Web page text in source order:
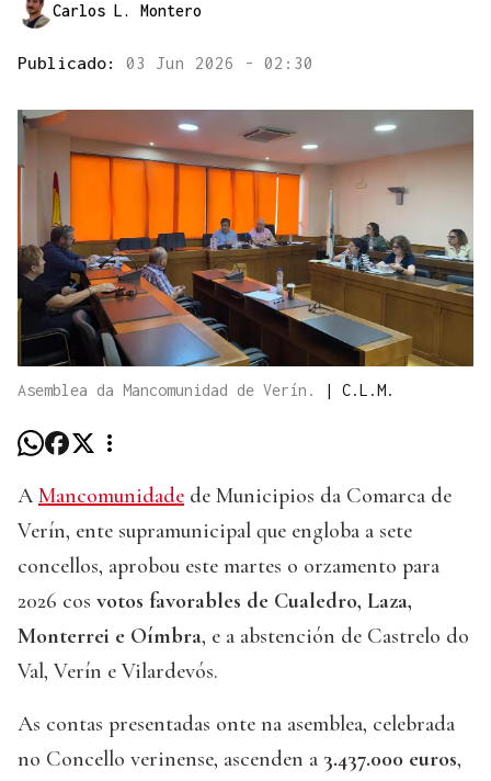
Carlos L. Montero
Publicado: 03 Jun 2026 - 02:30
Asemblea da Mancomunidad de Verín. | C.L.M.
A Mancomunidade de Municipios da Comarca de
Verín, ente supramunicipal que engloba a sete
concellos, aprobou este martes o orzamento para
2026 cos votos favorables de Cualedro, Laza,
Monterrei e Oímbra, e a abstención de Castrelo do
Val, Verín e Vilardevós.
As contas presentadas onte na asemblea, celebrada
no Concello verinense, ascenden a 3.437.000 euros,